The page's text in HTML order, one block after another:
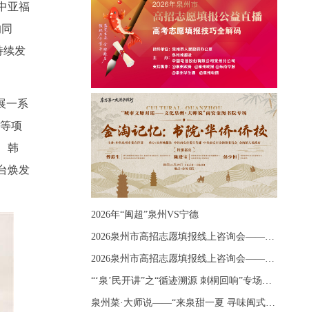
亚福
续发
一系
项
韩
焕发
2026年“闽超”泉州VS宁德